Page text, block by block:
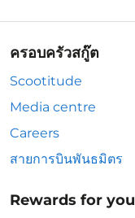
ครอบครัวสกู๊ต
Scootitude
Media centre
Careers
สายการบินพันธมิตร
Rewards for you